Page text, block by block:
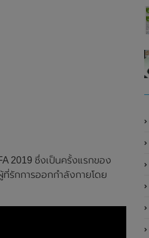
2019 ซึ่งเป็นครั้งแรกของ
ที่รักการออกกำลังกายโดย